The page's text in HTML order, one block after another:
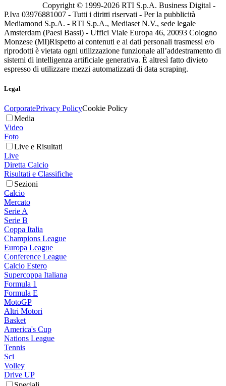
Copyright © 1999-2026 RTI S.p.A. Business Digital -
P.Iva 03976881007 - Tutti i diritti riservati - Per la pubblicità
Mediamond S.p.A. - RTI S.p.A., Mediaset N.V., sede legale
Amsterdam (Paesi Bassi) - Uffici Viale Europa 46, 20093 Cologno
Monzese (MI)Rispetto ai contenuti e ai dati personali trasmessi e/o
riprodotti è vietata ogni utilizzazione funzionale all’addestramento di
sistemi di intelligenza artificiale generativa. È altresì fatto divieto
espresso di utilizzare mezzi automatizzati di data scraping.
Legal
CorporatePrivacy PolicyCookie Policy
Media
Video
Foto
Live e Risultati
Live
Diretta Calcio
Risultati e Classifiche
Sezioni
Calcio
Mercato
Serie A
Serie B
Coppa Italia
Champions League
Europa League
Conference League
Calcio Estero
Supercoppa Italiana
Formula 1
Formula E
MotoGP
Altri Motori
Basket
America's Cup
Nations League
Tennis
Sci
Volley
Drive UP